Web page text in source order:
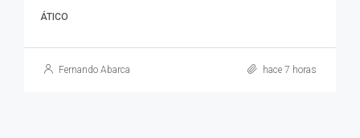
ÁTICO
Fernando Abarca hace 7 horas